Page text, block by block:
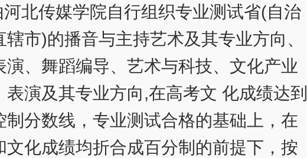
北传媒学院自行组织专业测试省(自治
辖市)的播音与主持艺术及其专业方向、
演、舞蹈编导、艺术与科技、文化产业
表演及其专业方向,在高考文 化成绩达到
制分数线，专业测试合格的基础上，在
文化成绩均折合成百分制的前提下，按